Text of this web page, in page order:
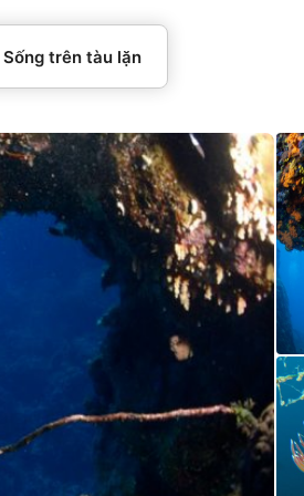
Sống trên tàu lặn